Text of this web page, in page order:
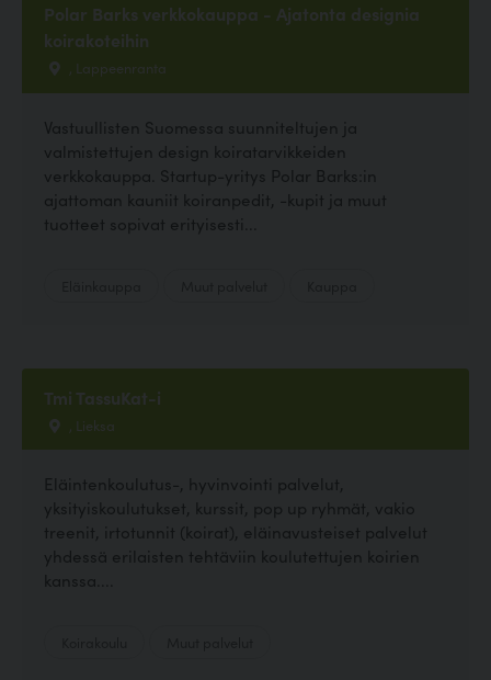
Polar Barks verkkokauppa - Ajatonta designia
koirakoteihin
, Lappeenranta
Vastuullisten Suomessa suunniteltujen ja
valmistettujen design koiratarvikkeiden
verkkokauppa. Startup-yritys Polar Barks:in
ajattoman kauniit koiranpedit, -kupit ja muut
tuotteet sopivat erityisesti...
Tmi TassuKat-i
, Lieksa
Eläintenkoulutus-, hyvinvointi palvelut,
yksityiskoulutukset, kurssit, pop up ryhmät, vakio
treenit, irtotunnit (koirat), eläinavusteiset palvelut
yhdessä erilaisten tehtäviin koulutettujen koirien
kanssa....